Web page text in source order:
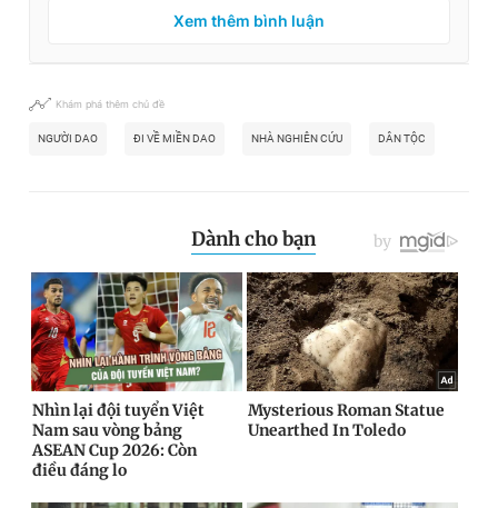
Xem thêm bình luận
Khám phá thêm chủ đề
NGƯỜI DAO ĐI VỀ MIỀN DAO NHÀ NGHIÊN CỨU DÂN TỘC